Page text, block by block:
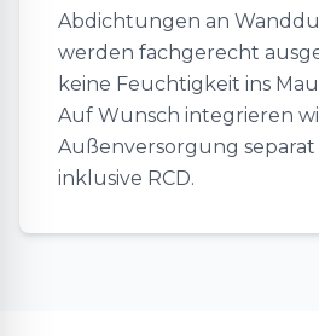
Abdichtungen an
werden fachgerecht
keine Feuchtigkeit ins
Auf Wunsch integrieren
Außenversorgung
inklusive RCD.